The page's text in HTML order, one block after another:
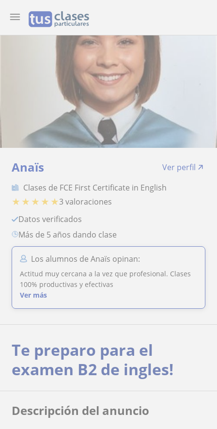
Anaïs
Ver perfil
Clases de FCE First Certificate in English
★ ★ ★ ★ ★3 valoraciones
Datos verificados
más de 5 años dando clase
Los alumnos de Anaïs opinan:
Actitud muy cercana a la vez que profesional. Clases
100% productivas y efectivas
Ver más
Te preparo para el
examen B2 de ingles!
Descripción del anuncio